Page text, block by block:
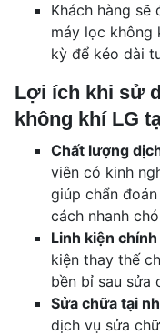
Khách hàng sẽ
máy lọc không
kỳ để kéo dài
Lợi ích khi sử
không khí LG
Chất lượng
viên có kinh
giúp chẩn
cách nhanh
Linh kiện
kiện thay thế
bền bỉ sau sửa
Sửa chữa tại
dịch vụ sửa